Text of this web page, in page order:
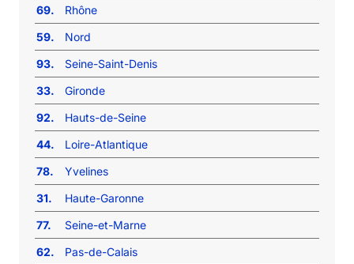
69.
Rhône
59.
Nord
93.
Seine-Saint-Denis
33.
Gironde
92.
Hauts-de-Seine
44.
Loire-Atlantique
78.
Yvelines
31.
Haute-Garonne
77.
Seine-et-Marne
62.
Pas-de-Calais